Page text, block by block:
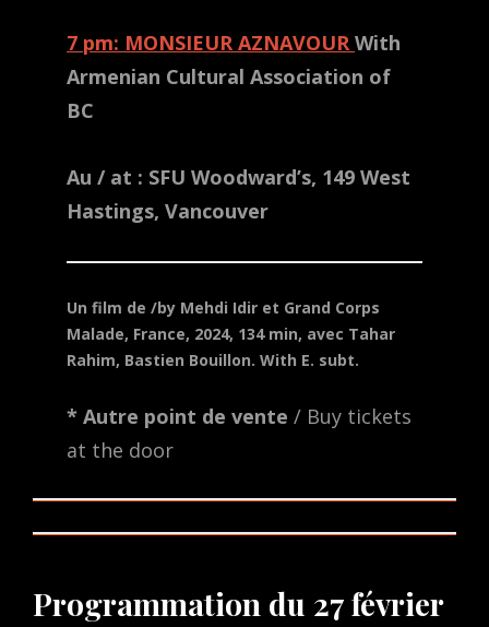
7 pm: MONSIEUR AZNAVOURWith
Armenian Cultural Association of
BC
Au / at : SFU Woodward’s, 149 West
Hastings, Vancouver
Un film de /by Mehdi Idir et Grand Corps
Malade, France, 2024, 134 min, avec Tahar
Rahim, Bastien Bouillon. With E. subt.
* Autre point de vente / Buy tickets
at the door
Programmation du 27 février